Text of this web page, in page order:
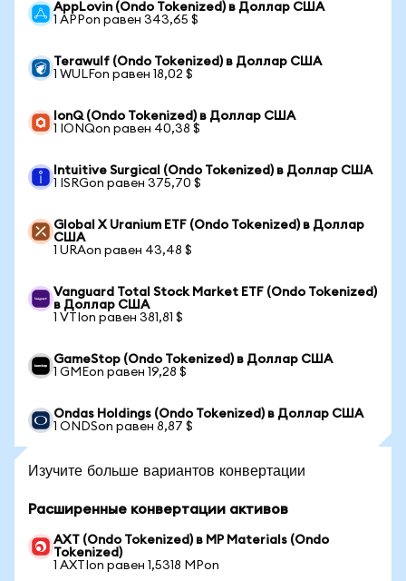
AppLovin (Ondo Tokenized) в Доллар США
1 APPon равен 343,65 $
Terawulf (Ondo Tokenized) в Доллар США
1 WULFon равен 18,02 $
IonQ (Ondo Tokenized) в Доллар США
1 IONQon равен 40,38 $
Intuitive Surgical (Ondo Tokenized) в Доллар США
1 ISRGon равен 375,70 $
Global X Uranium ETF (Ondo Tokenized) в Доллар
США
1 URAon равен 43,48 $
Vanguard Total Stock Market ETF (Ondo Tokenized)
в Доллар США
1 VTIon равен 381,81 $
GameStop (Ondo Tokenized) в Доллар США
1 GMEon равен 19,28 $
Ondas Holdings (Ondo Tokenized) в Доллар США
1 ONDSon равен 8,87 $
Изучите больше вариантов конвертации
Расширенные конвертации активов
AXT (Ondo Tokenized) в MP Materials (Ondo
Tokenized)
1 AXTIon равен 1,5318 MPon